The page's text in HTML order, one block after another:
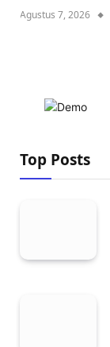
Agustus 7, 2026
Top Posts